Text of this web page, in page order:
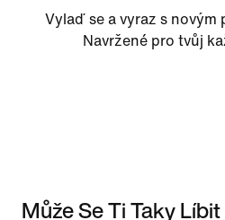
Vylaď se a vyraz s novým
Navržené pro tvůj
Může Se Ti Taky Líbit